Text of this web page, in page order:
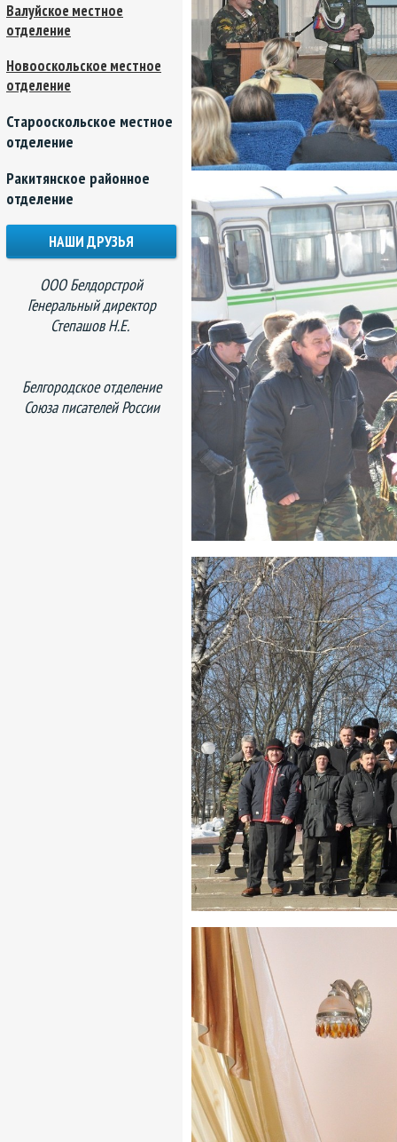
Валуйское местное
отделение
Новооскольское местное
отделение
Старооскольское местное
отделение
Ракитянское районное
отделение
НАШИ ДРУЗЬЯ
ООО Белдорстрой
Генеральный директор
Степашов Н.Е.
Белгородское отделение
Союза писателей России